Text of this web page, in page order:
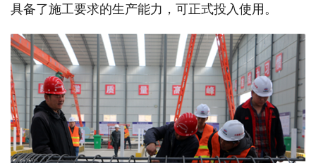
具备了施工要求的生产能力，可正式投入使用。